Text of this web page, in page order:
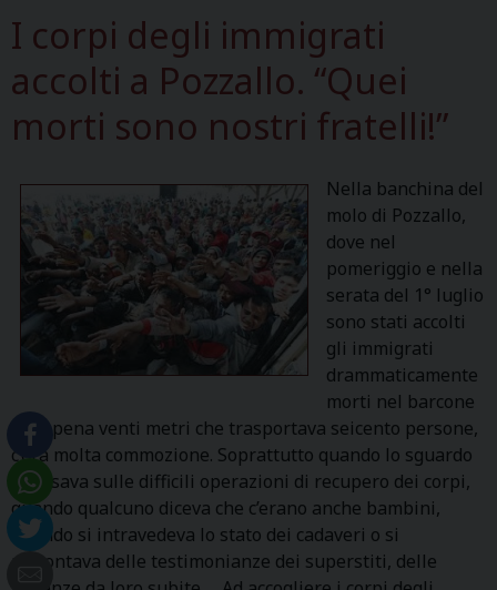
I corpi degli immigrati
accolti a Pozzallo. “Quei
morti sono nostri fratelli!”
Nella banchina del
molo di Pozzallo,
dove nel
pomeriggio e nella
serata del 1° luglio
sono stati accolti
gli immigrati
drammaticamente
morti nel barcone
di appena venti metri che trasportava seicento persone,
c’era molta commozione. Soprattutto quando lo sguardo
si posava sulle difficili operazioni di recupero dei corpi,
quando qualcuno diceva che c’erano anche bambini,
quando si intravedeva lo stato dei cadaveri o si
raccontava delle testimonianze dei superstiti, delle